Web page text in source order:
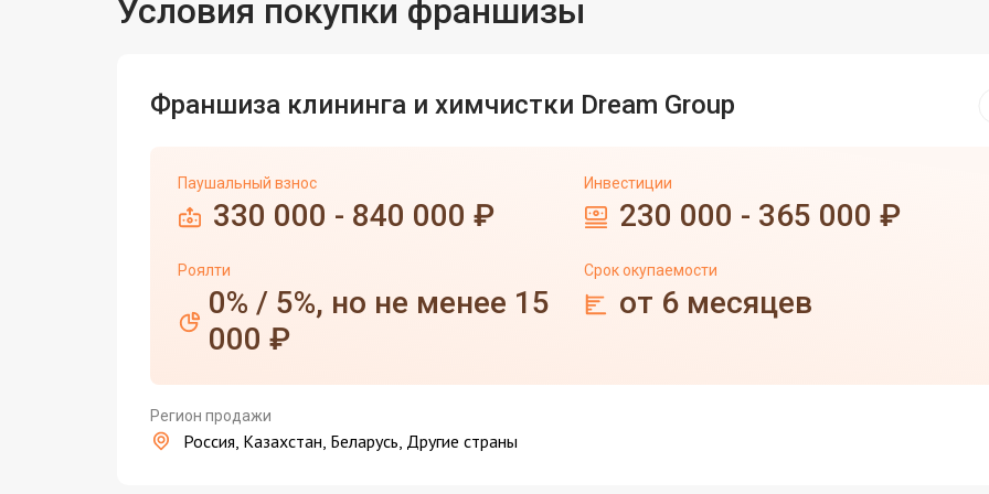
Условия покупки франшизы
Франшиза клининга и химчистки Dream Group
Паушальный взнос
330 000 - 840 000 ₽
Инвестиции
230 000 - 365 000 ₽
Роялти
0% / 5%, но не менее 15
000 ₽
Срок окупаемости
от 6 месяцев
Регион продажи
Россия, Казахстан, Беларусь, Другие страны